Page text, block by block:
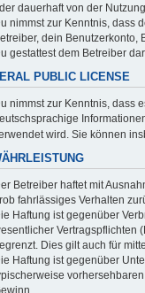
dauerhaft von der
nimmst zur Kenntnis, dass
dein Benutzerkonto,
gestattest dem Betreiber
PUBLIC LICENSE
nimmst zur Kenntnis, dass
wird. Sie können
Betreiber haftet mit
fahrlässiges Verhalten
Haftung ist gegenüber
Vertragspflichten
Dies gilt auch für
Haftung ist gegenüber